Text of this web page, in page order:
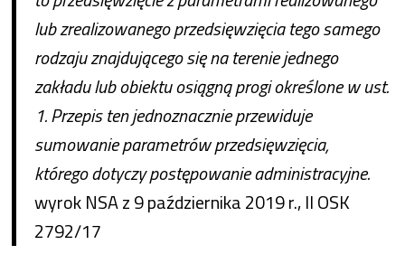
lub zrealizowanego przedsięwzięcia tego samego
rodzaju znajdującego się na terenie jednego
zakładu lub obiektu osiągną progi określone w ust.
1. Przepis ten jednoznacznie przewiduje
sumowanie parametrów przedsięwzięcia,
którego dotyczy postępowanie administracyjne.
wyrok NSA z 9 października 2019 r., II OSK
2792/17